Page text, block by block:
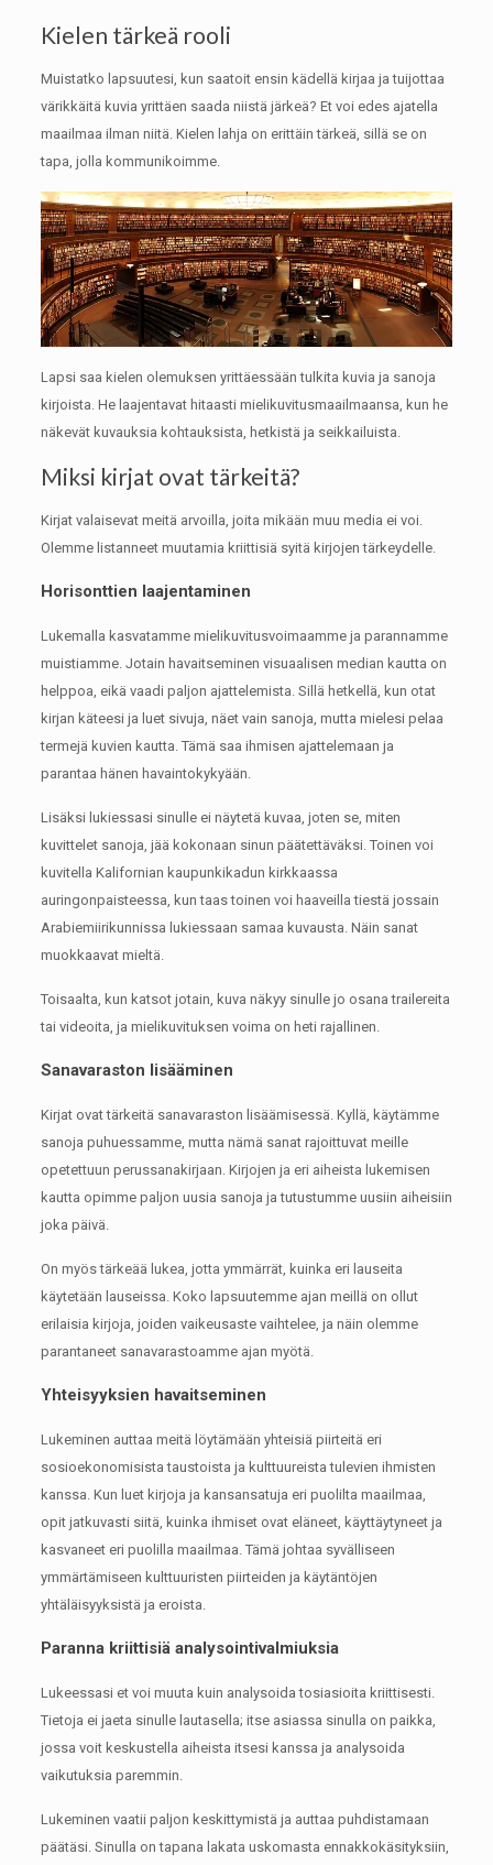
Kielen tärkeä rooli
Muistatko lapsuutesi, kun saatoit ensin kädellä kirjaa ja tuijottaa
värikkäitä kuvia yrittäen saada niistä järkeä? Et voi edes ajatella
maailmaa ilman niitä. Kielen lahja on erittäin tärkeä, sillä se on
tapa, jolla kommunikoimme.
Lapsi saa kielen olemuksen yrittäessään tulkita kuvia ja sanoja
kirjoista. He laajentavat hitaasti mielikuvitusmaailmaansa, kun he
näkevät kuvauksia kohtauksista, hetkistä ja seikkailuista.
Miksi kirjat ovat tärkeitä?
Kirjat valaisevat meitä arvoilla, joita mikään muu media ei voi.
Olemme listanneet muutamia kriittisiä syitä kirjojen tärkeydelle.
Horisonttien laajentaminen
Lukemalla kasvatamme mielikuvitusvoimaamme ja parannamme
muistiamme. Jotain havaitseminen visuaalisen median kautta on
helppoa, eikä vaadi paljon ajattelemista. Sillä hetkellä, kun otat
kirjan käteesi ja luet sivuja, näet vain sanoja, mutta mielesi pelaa
termejä kuvien kautta. Tämä saa ihmisen ajattelemaan ja
parantaa hänen havaintokykyään.
Lisäksi lukiessasi sinulle ei näytetä kuvaa, joten se, miten
kuvittelet sanoja, jää kokonaan sinun päätettäväksi. Toinen voi
kuvitella Kalifornian kaupunkikadun kirkkaassa
auringonpaisteessa, kun taas toinen voi haaveilla tiestä jossain
Arabiemiirikunnissa lukiessaan samaa kuvausta. Näin sanat
muokkaavat mieltä.
Toisaalta, kun katsot jotain, kuva näkyy sinulle jo osana trailereita
tai videoita, ja mielikuvituksen voima on heti rajallinen.
Sanavaraston lisääminen
Kirjat ovat tärkeitä sanavaraston lisäämisessä. Kyllä, käytämme
sanoja puhuessamme, mutta nämä sanat rajoittuvat meille
opetettuun perussanakirjaan. Kirjojen ja eri aiheista lukemisen
kautta opimme paljon uusia sanoja ja tutustumme uusiin aiheisiin
joka päivä.
On myös tärkeää lukea, jotta ymmärrät, kuinka eri lauseita
käytetään lauseissa. Koko lapsuutemme ajan meillä on ollut
erilaisia ​​kirjoja, joiden vaikeusaste vaihtelee, ja näin olemme
parantaneet sanavarastoamme ajan myötä.
Yhteisyyksien havaitseminen
Lukeminen auttaa meitä löytämään yhteisiä piirteitä eri
sosioekonomisista taustoista ja kulttuureista tulevien ihmisten
kanssa. Kun luet kirjoja ja kansansatuja eri puolilta maailmaa,
opit jatkuvasti siitä, kuinka ihmiset ovat eläneet, käyttäytyneet ja
kasvaneet eri puolilla maailmaa. Tämä johtaa syvälliseen
ymmärtämiseen kulttuuristen piirteiden ja käytäntöjen
yhtäläisyyksistä ja eroista.
Paranna kriittisiä analysointivalmiuksia
Lukeessasi et voi muuta kuin analysoida tosiasioita kriittisesti.
Tietoja ei jaeta sinulle lautasella; itse asiassa sinulla on paikka,
jossa voit keskustella aiheista itsesi kanssa ja analysoida
vaikutuksia paremmin.
Lukeminen vaatii paljon keskittymistä ja auttaa puhdistamaan
päätäsi. Sinulla on tapana lakata uskomasta ennakkokäsityksiin,